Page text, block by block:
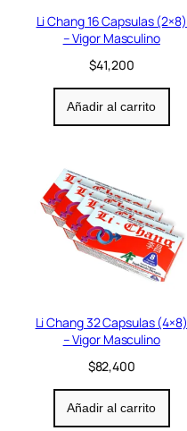
Li Chang 16 Capsulas (2×8)
– Vigor Masculino
$41,200
Añadir al carrito
Li Chang 32 Capsulas (4×8)
– Vigor Masculino
$82,400
Añadir al carrito